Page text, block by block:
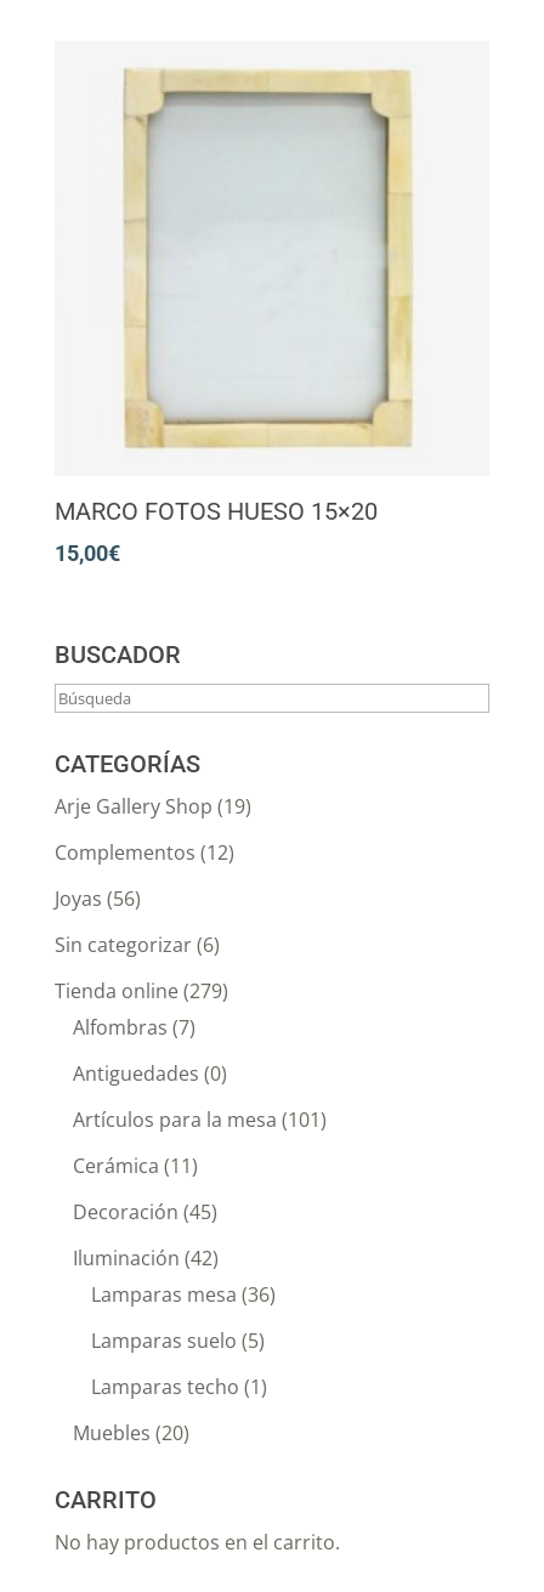
MARCO FOTOS HUESO 15×20
15,00€
BUSCADOR
CATEGORÍAS
Arje Gallery Shop (19)
Complementos (12)
Joyas (56)
Sin categorizar(6)
Tienda online(279)
Alfombras (7)
Antiguedades (0)
Artículos para la mesa (101)
Cerámica (11)
Decoración (45)
Iluminación (42)
Lamparas mesa (36)
Lamparas suelo (5)
Lamparas techo (1)
Muebles (20)
CARRITO
No hay productos en el carrito.